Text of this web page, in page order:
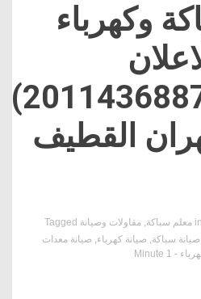
وكهرباء
للإيجار201143688766)
القطيف
in معلم سباكة, مقاولات وصيانة Tagged
صيانة سباكة, صيانة كهرباء, صيانة معدات
- 1 Minute